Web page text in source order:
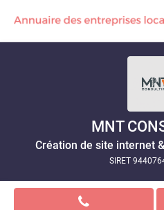
MNT
Création de site internet
SIRET